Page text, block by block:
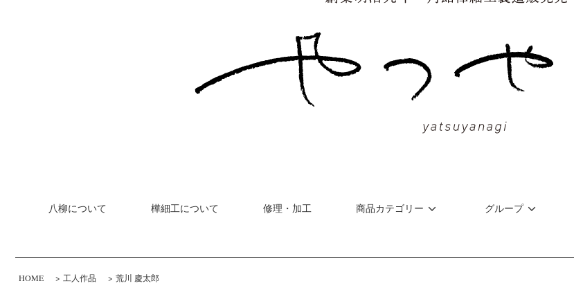
八柳について 樺細工について 修理・加工 商品カテゴリー グループ
HOME > 工人作品 > 荒川 慶太郎